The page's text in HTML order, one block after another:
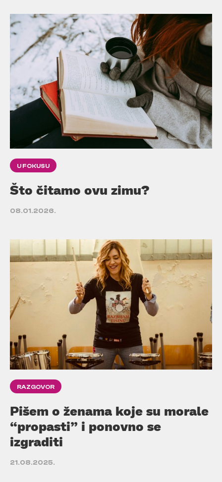
U FOKUSU
Što čitamo ovu zimu?
08.01.2026.
RAZGOVOR
Pišem o ženama koje su morale
“propasti” i ponovno se
izgraditi
21.08.2025.